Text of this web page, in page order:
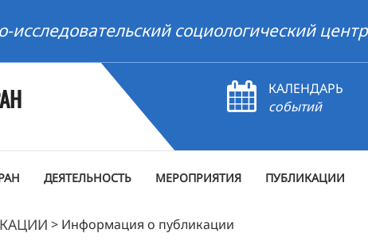
социологический
КАЛЕНДАРЬ
событий
ДЕЯТЕЛЬНОСТЬ МЕРОПРИЯТИЯ ПУБЛИКАЦИИ
> Информация о публикации